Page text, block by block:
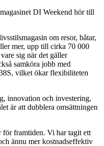
DI Weekend hör till
om resor, båtar,
mer, upp till cirka 70 000
sig när det gäller
samköra jobb med
vilket ökar flexibiliteten
innovation och investering,
är att dubblera omsättningen
för framtiden. Vi har tagit ett
ännu mer kostnadseffektiv